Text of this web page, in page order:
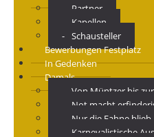
Partner
Kapellen
Schausteller
Bewerbungen Festplatz
In Gedenken
Damals
Von Müntzer bis
Not macht
Nur die Fahne
Karnevalistische